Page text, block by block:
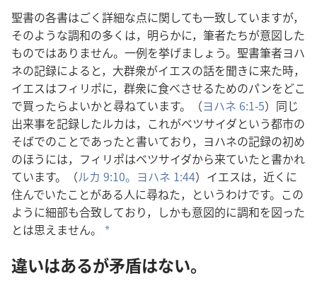
聖書の各書はごく詳細な点に関しても一致していますが，
そのような調和の多くは，明らかに，筆者たちが意図した
ものではありません。一例を挙げましょう。聖書筆者ヨハ
ネの記録によると，大群衆がイエスの話を聞きに来た時，
イエスはフィリポに，群衆に食べさせるためのパンをどこ
で買ったらよいかと尋ねています。（ヨハネ 6:1-5）同じ
出来事を記録したルカは，これがベツサイダという都市の
そばでのことであったと書いており，ヨハネの記録の初め
のほうには，フィリポはベツサイダから来ていたと書かれ
ています。（ルカ 9:10。 ヨハネ 1:44）イエスは，近くに
住んでいたことがある人に尋ねた，というわけです。この
ように細部も合致しており，しかも意図的に調和を図った
とは思えません。
*
違いはあるが矛盾はない。